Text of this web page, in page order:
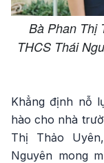
Bà Phan Thị
THCS Thái
Khẳng định nỗ
hào cho nhà
Thị Thảo
Nguyên mong